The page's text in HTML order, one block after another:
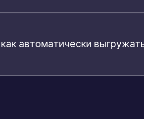
как автоматически